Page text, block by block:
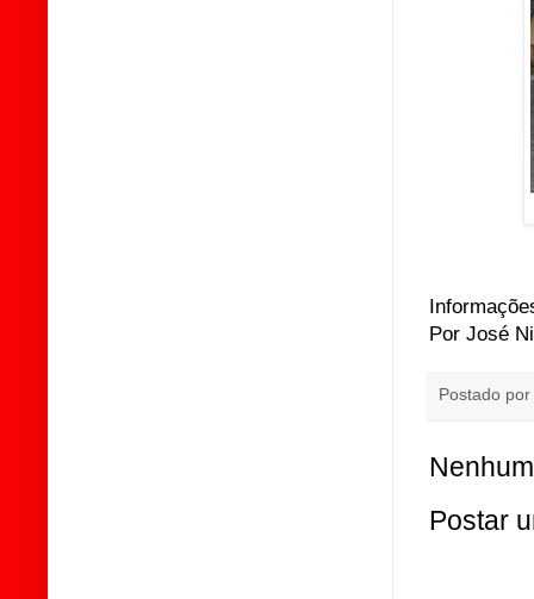
Por José
Postado por
Postar